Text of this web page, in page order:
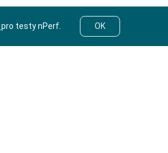
pro testy nPerf. OK